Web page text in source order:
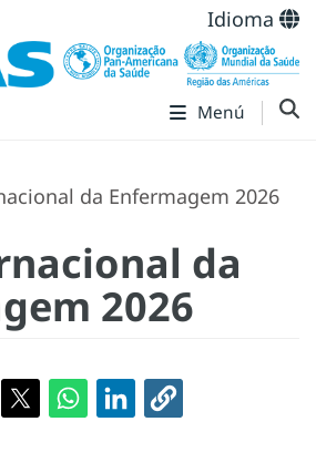
Idioma
Menú
da Enfermagem 2026
da
2026